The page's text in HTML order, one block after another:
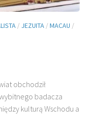
/ JEZUITA /MACAU /
obchodził
badacza
kulturą Wschodu a